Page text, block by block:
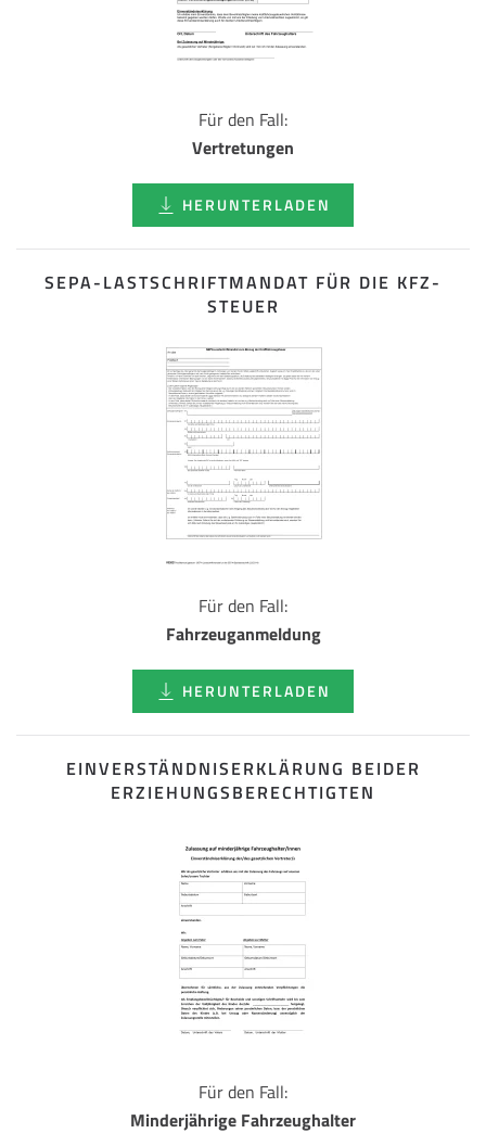
Für den Fall:
Vertretungen
HERUNTERLADEN
SEPA-LASTSCHRIFT­MANDAT FÜR DIE KFZ-
STEUER
Für den Fall:
Fahrzeuganmeldung
HERUNTERLADEN
EINVERSTÄNDNISERKLÄRUNG BEIDER
ERZIEHUNGSBERECHTIGTEN
Für den Fall:
Minderjährige Fahrzeughalter